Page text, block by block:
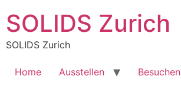
SOLIDS Zurich
SOLIDS Zurich
Home Ausstellen
Besuchen